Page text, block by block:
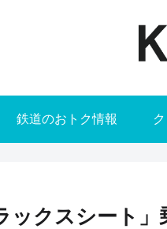
鉄道のおトク情報
ックスシート